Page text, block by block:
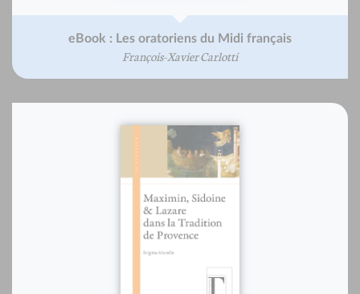
eBook : Les oratoriens du Midi français
François-Xavier Carlotti